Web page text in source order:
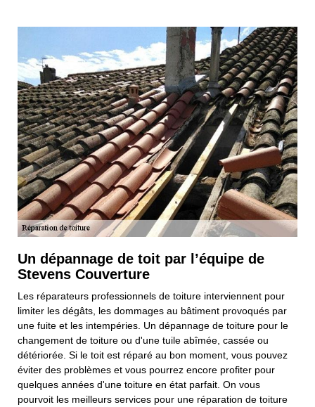
Un dépannage de toit par l’équipe de
Stevens Couverture
Les réparateurs professionnels de toiture interviennent pour
limiter les dégâts, les dommages au bâtiment provoqués par
une fuite et les intempéries. Un dépannage de toiture pour le
changement de toiture ou d'une tuile abîmée, cassée ou
détériorée. Si le toit est réparé au bon moment, vous pouvez
éviter des problèmes et vous pourrez encore profiter pour
quelques années d'une toiture en état parfait. On vous
pourvoit les meilleurs services pour une réparation de toiture